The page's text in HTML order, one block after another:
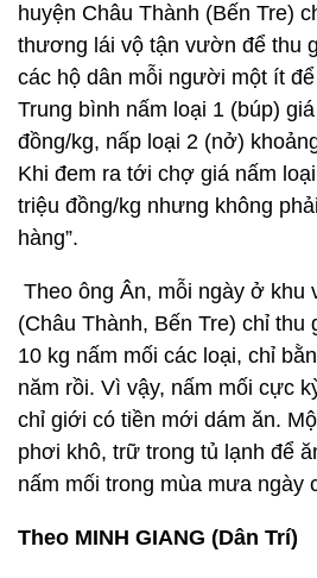
huyện Châu Thành (Bến Tre)
thương lái vộ tận vườn để thu
các hộ dân mỗi người một ít
Trung bình nấm loại 1 (búp)
đồng/kg, nấp loại 2 (nở)
Khi đem ra tới chợ giá nấm
triệu đồng/kg nhưng không
hàng”.
Theo ông Ân, mỗi ngày ở khu
(Châu Thành, Bến Tre) chỉ
10 kg nấm mối các loại, chỉ
năm rồi. Vì vậy, nấm mối cực
chỉ giới có tiền mới dám ăn.
phơi khô, trữ trong tủ lạnh để
nấm mối trong mùa mưa ngày
Theo MINH GIANG (Dân Trí)